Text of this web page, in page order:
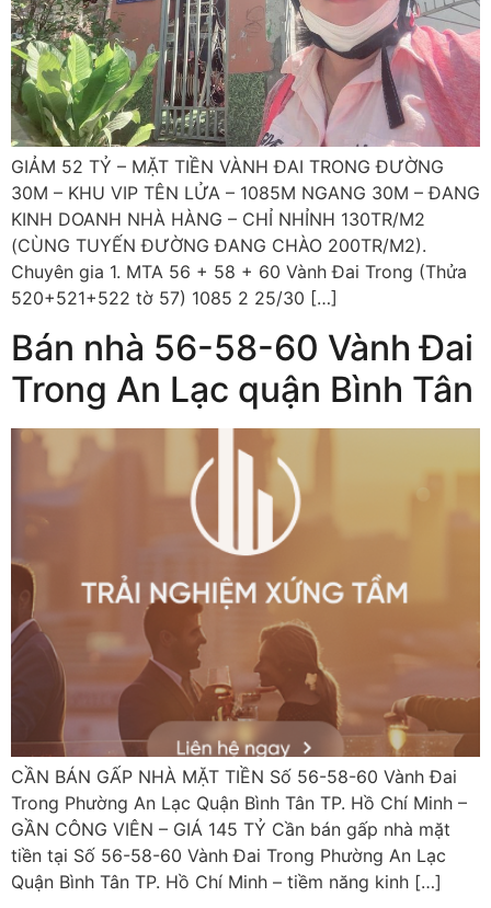
GIẢM 52 TỶ – MẶT TIỀN VÀNH ĐAI TRONG ĐƯỜNG
30M – KHU VIP TÊN LỬA – 1085M NGANG 30M – ĐANG
KINH DOANH NHÀ HÀNG – CHỈ NHỈNH 130TR/M2
(CÙNG TUYẾN ĐƯỜNG ĐANG CHÀO 200TR/M2).
Chuyên gia 1. MTA 56 + 58 + 60 Vành Đai Trong (Thửa
520+521+522 tờ 57) 1085 2 25/30 […]
Bán nhà 56-58-60 Vành Đai
Trong An Lạc quận Bình Tân
CẦN BÁN GẤP NHÀ MẶT TIỀN Số 56-58-60 Vành Đai
Trong Phường An Lạc Quận Bình Tân TP. Hồ Chí Minh –
GẦN CÔNG VIÊN – GIÁ 145 TỶ Cần bán gấp nhà mặt
tiền tại Số 56-58-60 Vành Đai Trong Phường An Lạc
Quận Bình Tân TP. Hồ Chí Minh – tiềm năng kinh […]